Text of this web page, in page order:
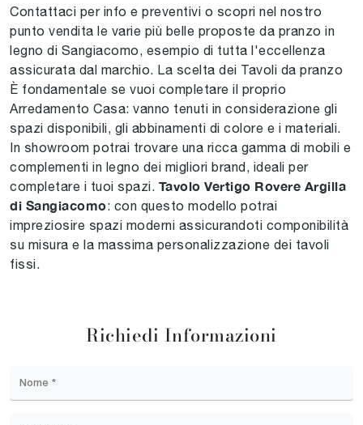
Contattaci per info e preventivi o scopri nel nostro
punto vendita le varie più belle proposte da pranzo in
legno di Sangiacomo, esempio di tutta l'eccellenza
assicurata dal marchio. La scelta dei Tavoli da pranzo
È fondamentale se vuoi completare il proprio
Arredamento Casa: vanno tenuti in considerazione gli
spazi disponibili, gli abbinamenti di colore e i materiali.
In showroom potrai trovare una ricca gamma di mobili e
complementi in legno dei migliori brand, ideali per
completare i tuoi spazi. Tavolo Vertigo Rovere Argilla
di Sangiacomo: con questo modello potrai
impreziosire spazi moderni assicurandoti componibilità
su misura e la massima personalizzazione dei tavoli
fissi.
Richiedi Informazioni